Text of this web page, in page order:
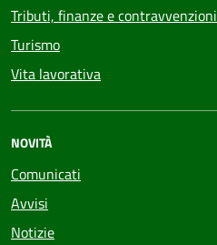
Tributi, finanze e contravvenzioni
Turismo
Vita lavorativa
NOVITÀ
Comunicati
Avvisi
Notizie